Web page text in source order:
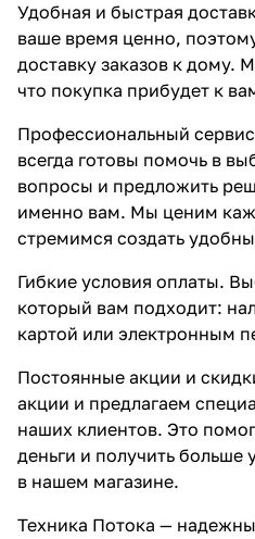
Удобная и быстрая
ваше время ценно,
доставку заказов к дому.
что покупка прибудет к
Профессиональный
всегда готовы помочь в
вопросы и предложить
именно вам. Мы ценим
стремимся создать
Гибкие условия оплаты.
который вам подходит:
картой или электронным
Постоянные акции и
акции и предлагаем
наших клиентов. Это
деньги и получить больше
в нашем магазине.
Техника Потока —